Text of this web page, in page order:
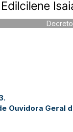
Decreto
Ouvidora Geral